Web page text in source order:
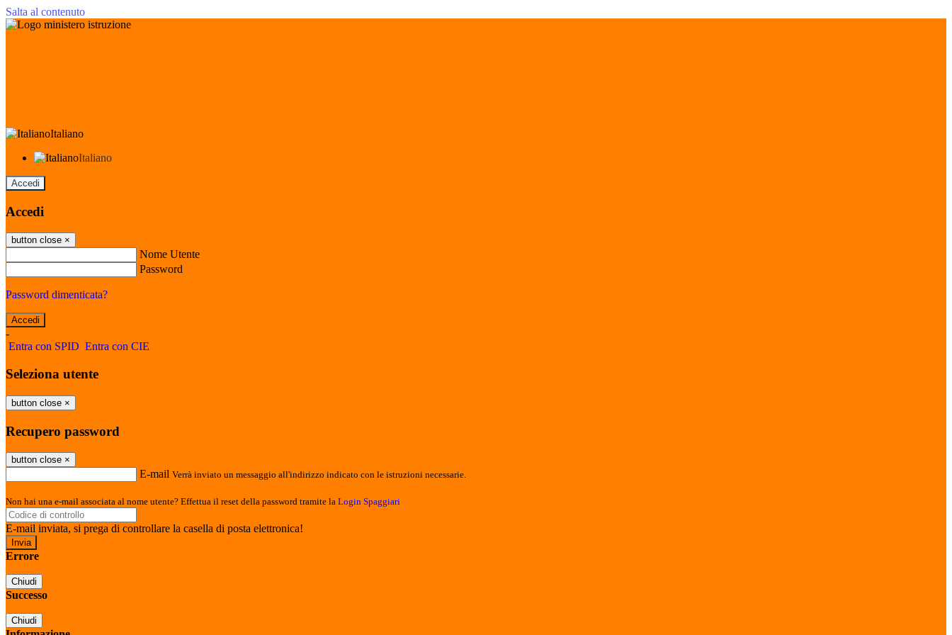
Salta al contenuto
Italiano
Italiano
Accedi
Accedi
button close ×
Nome Utente
Password
Password dimenticata?
-
Entra con SPID Entra con CIE
Seleziona utente
button close ×
Recupero password
button close ×
E-mail Verrà inviato un messaggio all'indirizzo indicato con le istruzioni necessarie.
Non hai una e-mail associata al nome utente? Effettua il reset della password tramite la Login Spaggiari
E-mail inviata, si prega di controllare la casella di posta elettronica!
Errore
Chiudi
Successo
Chiudi